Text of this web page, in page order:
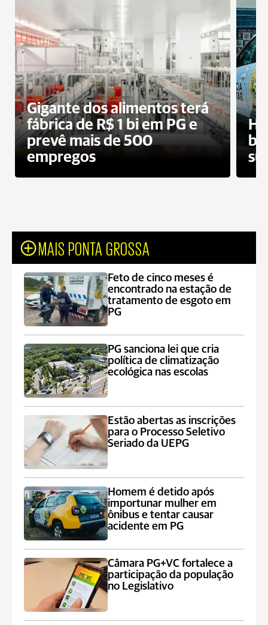
Gigante dos alimentos terá
fábrica de R$ 1 bi em PG e
prevê mais de 500
empregos
MAIS PONTA GROSSA
Feto de cinco meses é
encontrado na estação de
tratamento de esgoto em
PG
PG sanciona lei que cria
política de climatização
ecológica nas escolas
Estão abertas as inscrições
para o Processo Seletivo
Seriado da UEPG
Homem é detido após
importunar mulher em
ônibus e tentar causar
acidente em PG
Câmara PG+VC fortalece a
participação da população
no Legislativo